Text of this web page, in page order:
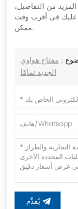
من التفاصيل،
عليك في أقرب وقت
ممكن.
: مفتاح هواوي S5735S-H48T4XC-A الأصلي
الجديد تمامًا
يُقدِّم